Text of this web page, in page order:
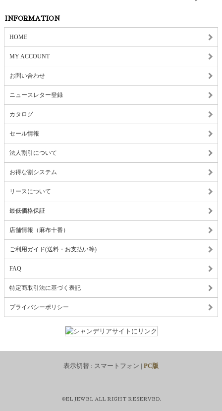
INFORMATION
HOME
MY ACCOUNT
お問い合わせ
ニュースレター登録
カタログ
セール情報
法人割引について
お得な割システム
リースについて
最低価格保証
店舗情報（麻布十番）
ご利用ガイド(送料・お支払い等)
FAQ
特定商取引法に基づく表記
プライバシーポリシー
表示切替 : スマートフォン | PC版
©EL JEWEL ALL RIGHT RESERVED.